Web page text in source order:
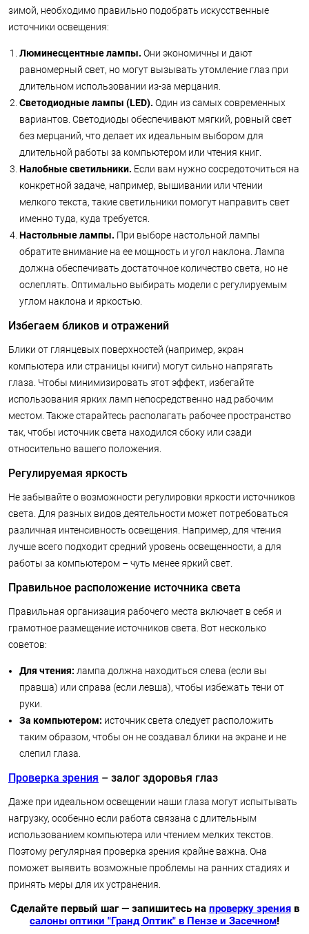
зимой, необходимо правильно подобрать искусственные
источники освещения:
Люминесцентные лампы. Они экономичны и дают
равномерный свет, но могут вызывать утомление глаз при
длительном использовании из-за мерцания.
Светодиодные лампы (LED). Один из самых современных
вариантов. Светодиоды обеспечивают мягкий, ровный свет
без мерцаний, что делает их идеальным выбором для
длительной работы за компьютером или чтения книг.
Налобные светильники. Если вам нужно сосредоточиться на
конкретной задаче, например, вышивании или чтении
мелкого текста, такие светильники помогут направить свет
именно туда, куда требуется.
Настольные лампы. При выборе настольной лампы
обратите внимание на ее мощность и угол наклона. Лампа
должна обеспечивать достаточное количество света, но не
ослеплять. Оптимально выбирать модели с регулируемым
углом наклона и яркостью.
Избегаем бликов и отражений
Блики от глянцевых поверхностей (например, экран
компьютера или страницы книги) могут сильно напрягать
глаза. Чтобы минимизировать этот эффект, избегайте
использования ярких ламп непосредственно над рабочим
местом. Также старайтесь располагать рабочее пространство
так, чтобы источник света находился сбоку или сзади
относительно вашего положения.
Регулируемая яркость
Не забывайте о возможности регулировки яркости источников
света. Для разных видов деятельности может потребоваться
различная интенсивность освещения. Например, для чтения
лучше всего подходит средний уровень освещенности, а для
работы за компьютером – чуть менее яркий свет.
Правильное расположение источника света
Правильная организация рабочего места включает в себя и
грамотное размещение источников света. Вот несколько
советов:
Для чтения: лампа должна находиться слева (если вы
правша) или справа (если левша), чтобы избежать тени от
руки.
За компьютером: источник света следует расположить
таким образом, чтобы он не создавал блики на экране и не
слепил глаза.
Проверка зрения – залог здоровья глаз
Даже при идеальном освещении наши глаза могут испытывать
нагрузку, особенно если работа связана с длительным
использованием компьютера или чтением мелких текстов.
Поэтому регулярная проверка зрения крайне важна. Она
поможет выявить возможные проблемы на ранних стадиях и
принять меры для их устранения.
Сделайте первый шаг — запишитесь на проверку зренияв
салоны оптики "Гранд Оптик" в Пензе и Засечном!